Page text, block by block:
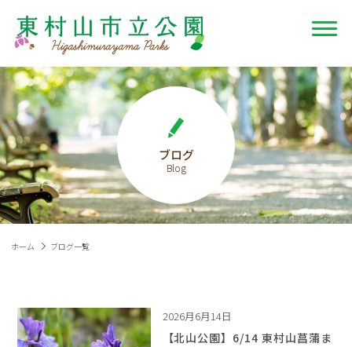
ブログ
ホーム ブログ一覧
2026月6月14日
【北山公園】6/14 東村山菖蒲ま